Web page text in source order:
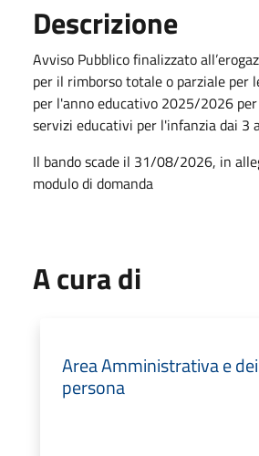
Descrizione
Avviso Pubblico finalizzato
per il rimborso totale o parziale per
per l'anno educativo 2025/2026 per
servizi educativi per l'infanzia dai 3
Il bando scade il 31/08/2026, in
modulo di domanda
A cura di
Area Amministrativa e
persona